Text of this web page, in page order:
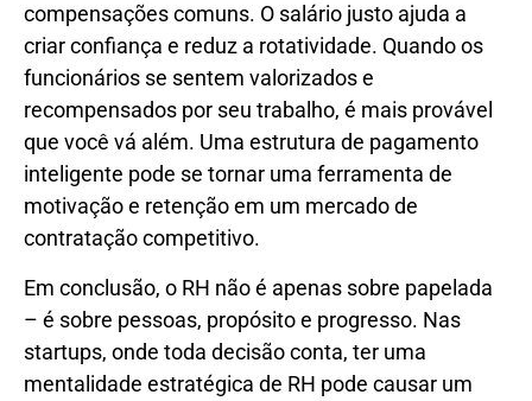
compensações comuns. O salário justo ajuda a
criar confiança e reduz a rotatividade. Quando os
funcionários se sentem valorizados e
recompensados ​​por seu trabalho, é mais provável
que você vá além. Uma estrutura de pagamento
inteligente pode se tornar uma ferramenta de
motivação e retenção em um mercado de
contratação competitivo.
Em conclusão, o RH não é apenas sobre papelada
– é sobre pessoas, propósito e progresso. Nas
startups, onde toda decisão conta, ter uma
mentalidade estratégica de RH pode causar um